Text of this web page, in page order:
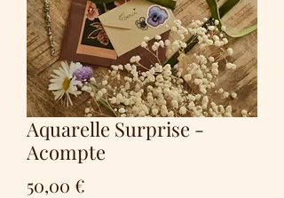
Aquarelle Surprise -
Acompte
50,00 €